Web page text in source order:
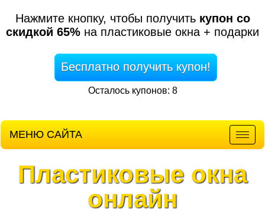
Нажмите кнопку, чтобы получить купон со
скидкой 65% на пластиковые окна + подарки
Бесплатно получить купон!
Осталось купонов: 8
МЕНЮ САЙТА
Пластиковые окна
онлайн